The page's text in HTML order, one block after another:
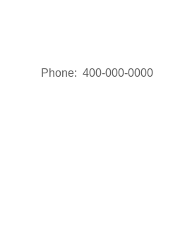
Phone: 400-000-0000